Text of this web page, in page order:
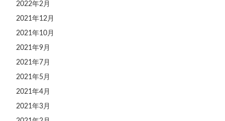
2022年2月
2021年12月
2021年10月
2021年9月
2021年7月
2021年5月
2021年4月
2021年3月